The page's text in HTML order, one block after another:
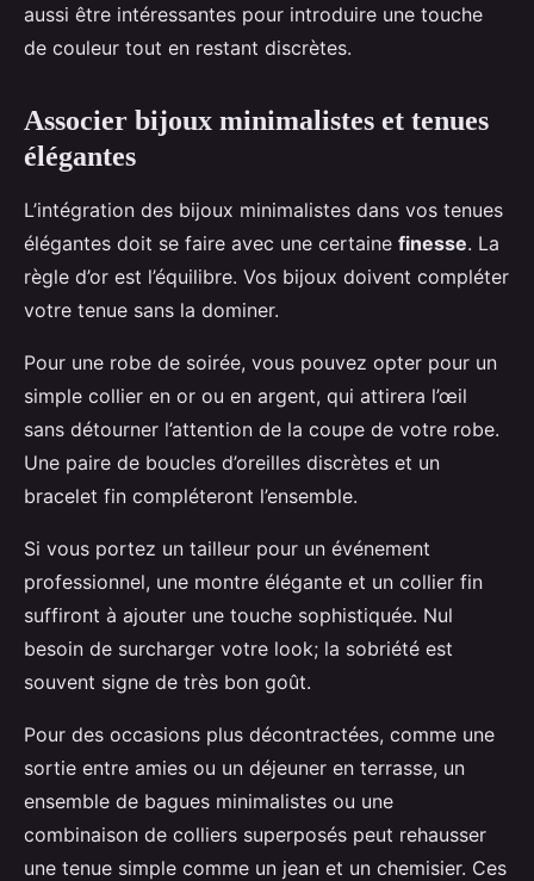
aussi être intéressantes pour introduire une touche
de couleur tout en restant discrètes.
Associer bijoux minimalistes et tenues
élégantes
L’intégration des bijoux minimalistes dans vos tenues
élégantes doit se faire avec une certaine finesse. La
règle d’or est l’équilibre. Vos bijoux doivent compléter
votre tenue sans la dominer.
Pour une robe de soirée, vous pouvez opter pour un
simple collier en or ou en argent, qui attirera l’œil
sans détourner l’attention de la coupe de votre robe.
Une paire de boucles d’oreilles discrètes et un
bracelet fin compléteront l’ensemble.
Si vous portez un tailleur pour un événement
professionnel, une montre élégante et un collier fin
suffiront à ajouter une touche sophistiquée. Nul
besoin de surcharger votre look; la sobriété est
souvent signe de très bon goût.
Pour des occasions plus décontractées, comme une
sortie entre amies ou un déjeuner en terrasse, un
ensemble de bagues minimalistes ou une
combinaison de colliers superposés peut rehausser
une tenue simple comme un jean et un chemisier. Ces